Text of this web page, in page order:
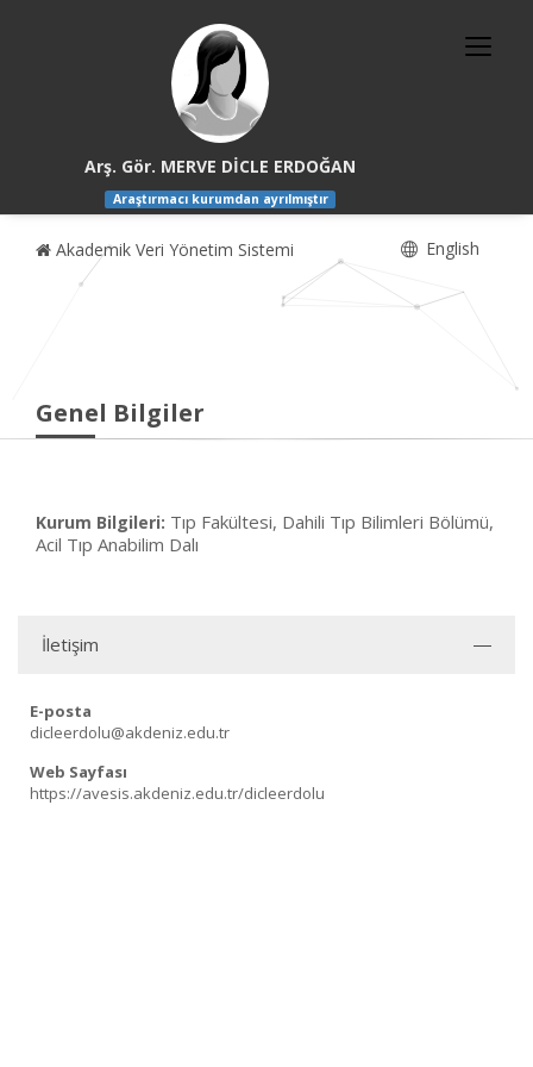
Arş. Gör. MERVE DİCLE ERDOĞAN
Araştırmacı kurumdan ayrılmıştır
Akademik Veri Yönetim Sistemi English
Genel Bilgiler
Kurum Bilgileri: Tıp Fakültesi, Dahili Tıp Bilimleri Bölümü,
Acil Tıp Anabilim Dalı
İletişim
E-posta
dicleerdolu@akdeniz.edu.tr
Web Sayfası
https://avesis.akdeniz.edu.tr/dicleerdolu